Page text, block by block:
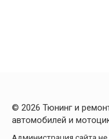
© 2026 Тюнинг и
автомобилей и
Администрация сайта не